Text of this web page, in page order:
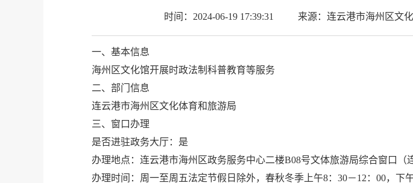
时间： 2024-06-19 17:39:31 来源： 连云港市海州区文
一、基本信息
海州区文化馆开展时政法制科普教育等服务
二、部门信息
连云港市海州区文化体育和旅游局
三、窗口办理
是否进驻政务大厅：是
办理地点：连云港市海州区政务服务中心二楼B08号文体旅游局综合窗口（
办理时间：周一至周五法定节假日除外，春秋冬季上午8：30－12：00，下